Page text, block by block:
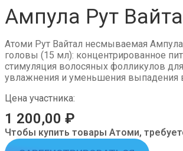
Ампула Рут
Атоми Рут Вайтал несмываемая
головы (15 мл): концентрированное
стимуляция волосяных фолликулов
увлажнения и уменьшения выпадения
Цена участника:
1 200,00 ₽
Чтобы купить товары Атоми,